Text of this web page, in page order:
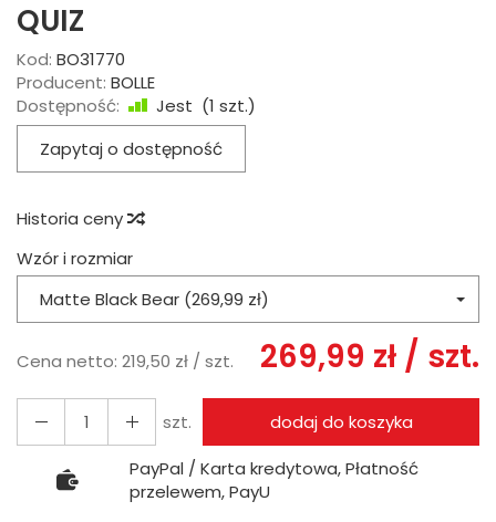
QUIZ
Kod: BO31770
Producent: BOLLE
Dostępność:
Jest (1 szt.)
Zapytaj o dostępność
Historia ceny
Wzór i rozmiar
Matte Black Bear (269,99 zł)
Cena netto: 219,50 zł / szt. 269,99 zł / szt.
szt.
dodaj do koszyka
PayPal / Karta kredytowa, Płatność
przelewem, PayU